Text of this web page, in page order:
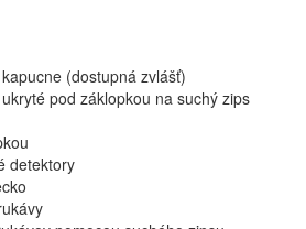
(dostupná zvlášť)
pod záklopkou na suchý zips
detektory